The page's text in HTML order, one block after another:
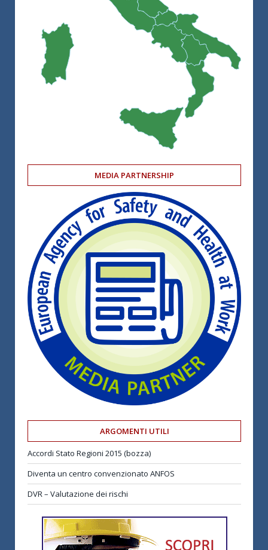
MEDIA PARTNERSHIP
ARGOMENTI UTILI
Accordi Stato Regioni 2015 (bozza)
Diventa un centro convenzionato ANFOS
DVR – Valutazione dei rischi